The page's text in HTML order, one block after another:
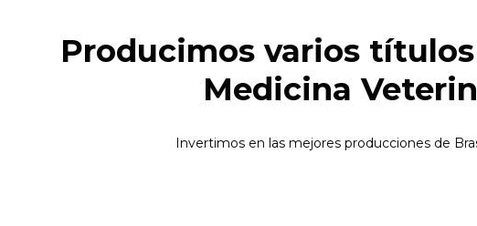
Producimos varios
Medicina
Invertimos en las mejores producciones de